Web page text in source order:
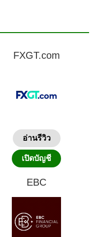
FXGT.com
อ่านรีวิว
เปิดบัญชี
EBC